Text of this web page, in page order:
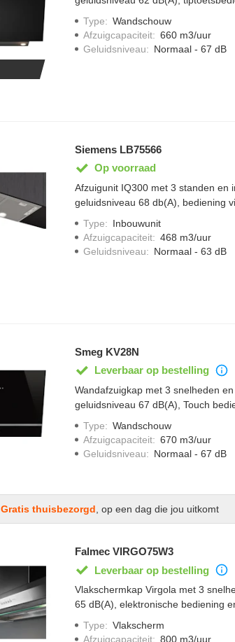
Type: Wandschouw
Afzuigcapaciteit: 660 m3/uur
Geluidsniveau: Normaal - 67 dB
Siemens LB75566
Op voorraad
Afzuigunit IQ300 met 3 standen en
geluidsniveau 68 db(A), bediening
Type: Inbouwunit
Afzuigcapaciteit: 468 m3/uur
Geluidsniveau: Normaal - 63 dB
Smeg KV28N
Leverbaar op bestelling
Wandafzuigkap met 3 snelheden
geluidsniveau 67 dB(A), Touch
Type: Wandschouw
Afzuigcapaciteit: 670 m3/uur
Geluidsniveau: Normaal - 67 dB
Gratis thuisbezorgd, op een dag die jou uitkomt
Falmec VIRGO75W3
Leverbaar op bestelling
Vlakschermkap Virgola met 3
65 dB(A), elektronische bediening
Type: Vlakscherm
Afzuigcapaciteit: 800 m3/uur